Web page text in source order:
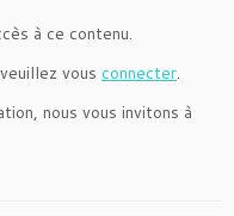
à ce contenu.
vous connecter.
nous vous invitons à